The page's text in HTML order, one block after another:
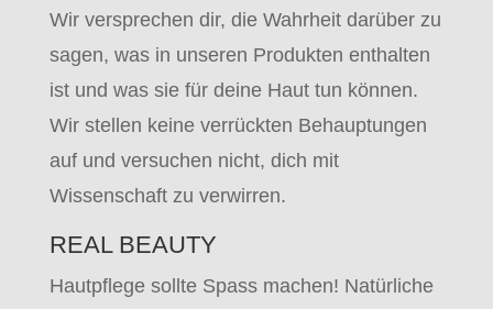
Wir versprechen dir, die Wahrheit darüber zu
sagen, was in unseren Produkten enthalten
ist und was sie für deine Haut tun können.
Wir stellen keine verrückten Behauptungen
auf und versuchen nicht, dich mit
Wissenschaft zu verwirren.
REAL BEAUTY
Hautpflege sollte Spass machen! Natürliche